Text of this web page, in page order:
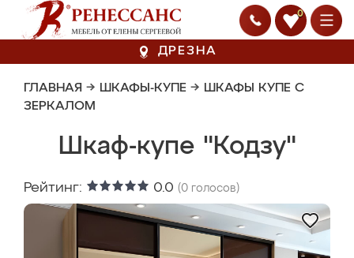
0
ДРЕЗНА
ГЛАВНАЯ → ШКАФЫ-КУПЕ → ШКАФЫ КУПЕ С
ЗЕРКАЛОМ
Шкаф-купе "Кодзу"
Рейтинг: 0.0 (0 голосов)